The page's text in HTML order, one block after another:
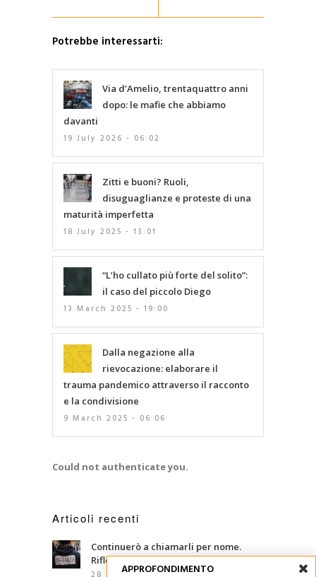
Potrebbe interessarti:
Via d’Amelio, trentaquattro anni
dopo: le mafie che abbiamo
davanti
19 July 2026 - 06:02
Zitti e buoni? Ruoli,
disuguaglianze e proteste di una
maturità imperfetta
18 July 2025 - 13:01
“L’ho cullato più forte del solito”:
il caso del piccolo Diego
13 March 2025 - 19:00
Dalla negazione alla
rievocazione: elaborare il
trauma pandemico attraverso il racconto
e la condivisione
9 March 2025 - 06:06
Could not authenticate you.
Articoli recenti
Continuerò a chiamarli per nome.
Riflessioni sul decreto anti maranza
APPROFONDIMENTO